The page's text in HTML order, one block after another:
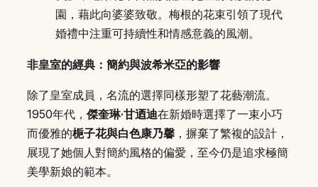
園，藉此向婆婆致敬。梅根的花束引領了現代
婚禮中注重可持續性和情感意義的風潮。
非皇室的經典：簡約與波希米亞的影響
除了皇室成員，名流的選擇同樣形塑了花藝潮流。
1950年代， 傑奎琳·甘迺迪在新婚時選擇了一束小巧
而優雅的梔子花與白色康乃馨 ，摒棄了繁複的設計，
展現了她個人對簡約風格的偏愛，至今仍是追求極簡
美學新娘的範本。